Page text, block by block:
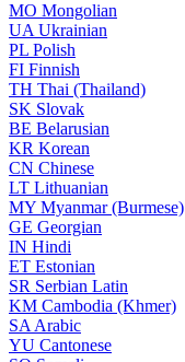
MO Mongolian
UA Ukrainian
PL Polish
FI Finnish
TH Thai (Thailand)
SK Slovak
BE Belarusian
KR Korean
CN Chinese
LT Lithuanian
MY Myanmar (Burmese)
GE Georgian
IN Hindi
ET Estonian
SR Serbian Latin
KM Cambodia (Khmer)
SA Arabic
YU Cantonese